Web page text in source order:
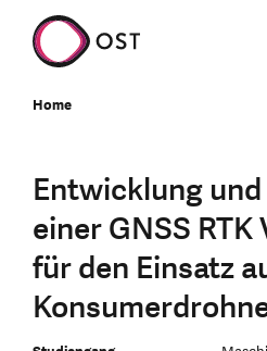
Home
Entwicklung
einer GNSS
für den Einsatz